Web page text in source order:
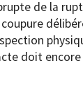
de la
doit